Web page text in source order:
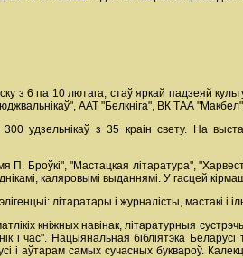
з 6 па 10 лютага, стаў яркай падзеяй
ААТ "Белкніга", ВК ТАА
удзельнікаў з 35 краін свету. На
Броўкі", "Мастацкая літаратура",
каляровымі выданнямі. У гасцей
літаратары і журналісты, мастакі і
кніжных навінак, літаратурныя
і час". Нацыянальная бібліятэка
і аўтарам самых сучасных буквароў.